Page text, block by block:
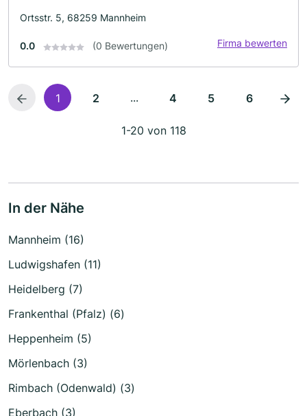
Ortsstr. 5, 68259 Mannheim
0.0 (0 Bewertungen) Firma bewerten
1 2 ... 4 5 6
1-20 von 118
In der Nähe
Mannheim (16)
Ludwigshafen (11)
Heidelberg (7)
Frankenthal (Pfalz) (6)
Heppenheim (5)
Mörlenbach (3)
Rimbach (Odenwald) (3)
Eberbach (3)